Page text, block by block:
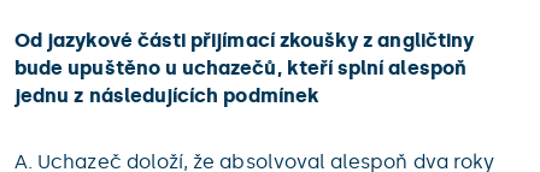
Od jazykové části přijímací zkoušky z angličtiny
bude upuštěno u uchazečů, kteří splní alespoň
jednu z následujících podmínek
A. Uchazeč doloží, že absolvoval alespoň dva roky